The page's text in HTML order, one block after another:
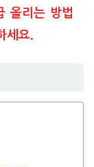
올리는 방법
세요.